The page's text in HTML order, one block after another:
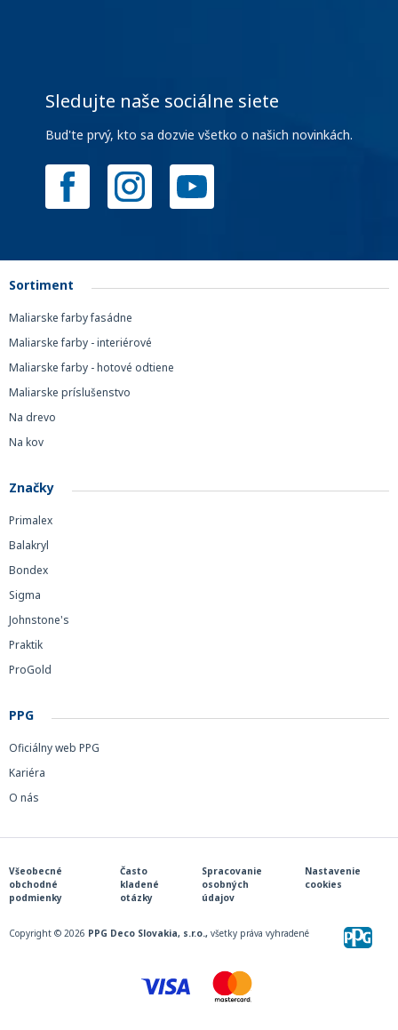
Sledujte naše sociálne siete
Bud'te prvý, kto sa dozvie všetko o našich novinkách.
Sortiment
Maliarske farby fasádne
Maliarske farby - interiérové
Maliarske farby - hotové odtiene
Maliarske príslušenstvo
Na drevo
Na kov
Značky
Primalex
Balakryl
Bondex
Sigma
Johnstone's
Praktik
ProGold
PPG
Oficiálny web PPG
Kariéra
O nás
Všeobecné
obchodné
podmienky
Často
kladené
otázky
Spracovanie
osobných
údajov
Nastavenie
cookies
Copyright © 2026 PPG Deco Slovakia, s.r.o., všetky práva vyhradené